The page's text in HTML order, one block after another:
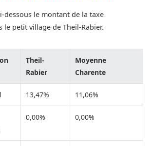
dessous le montant de la taxe
petit village de Theil-Rabier.
Theil-
Rabier
Moyenne
Charente
13,47% 11,06%
0,00% 0,00%